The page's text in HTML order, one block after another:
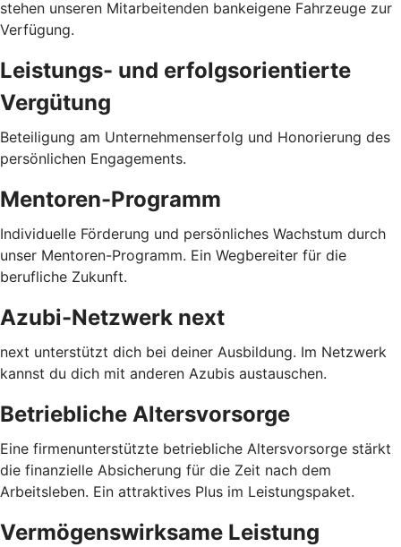
stehen unseren Mitarbeitenden bankeigene Fahrzeuge zur
Verfügung.
Leistungs- und erfolgsorientierte
Vergütung
Beteiligung am Unternehmenserfolg und Honorierung des
persönlichen Engagements.
Mentoren-Programm
Individuelle Förderung und persönliches Wachstum durch
unser Mentoren-Programm. Ein Wegbereiter für die
berufliche Zukunft.
Azubi-Netzwerk next
next unterstützt dich bei deiner Ausbildung. Im Netzwerk
kannst du dich mit anderen Azubis austauschen.
Betriebliche Altersvorsorge
Eine firmenunterstützte betriebliche Altersvorsorge stärkt
die finanzielle Absicherung für die Zeit nach dem
Arbeitsleben. Ein attraktives Plus im Leistungspaket.
Vermögenswirksame Leistung